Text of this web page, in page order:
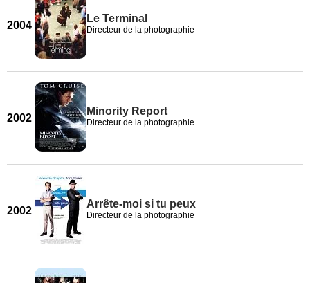
2004
Le Terminal
Directeur de la photographie
2002
Minority Report
Directeur de la photographie
2002
Arrête-moi si tu peux
Directeur de la photographie